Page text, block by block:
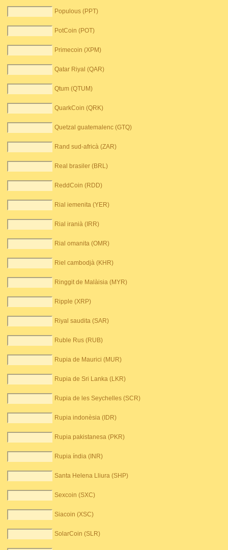
Populous (PPT)
PotCoin (POT)
Primecoin (XPM)
Qatar Riyal (QAR)
Qtum (QTUM)
QuarkCoin (QRK)
Quetzal guatemalenc (GTQ)
Rand sud-africà (ZAR)
Real brasiler (BRL)
ReddCoin (RDD)
Rial iemenita (YER)
Rial iranià (IRR)
Rial omanita (OMR)
Riel cambodjà (KHR)
Ringgit de Malàisia (MYR)
Ripple (XRP)
Riyal saudita (SAR)
Ruble Rus (RUB)
Rupia de Maurici (MUR)
Rupia de Sri Lanka (LKR)
Rupia de les Seychelles (SCR)
Rupia indonèsia (IDR)
Rupia pakistanesa (PKR)
Rupia índia (INR)
Santa Helena Lliura (SHP)
Sexcoin (SXC)
Siacoin (XSC)
SolarCoin (SLR)